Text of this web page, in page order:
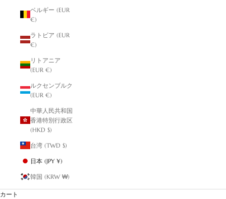
ベルギー (EUR
€)
ラトビア (EUR
€)
リトアニア
(EUR €)
ルクセンブルク
(EUR €)
中華人民共和国
香港特別行政区
(HKD $)
台湾 (TWD $)
日本 (JPY ¥)
韓国 (KRW ₩)
カート